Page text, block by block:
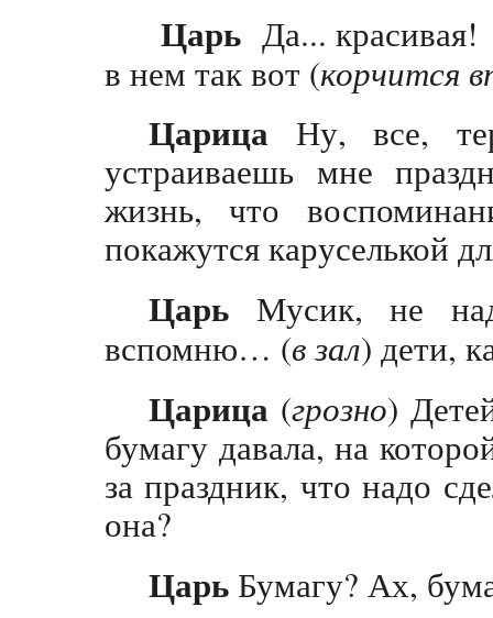
ЦарьДа...
в нем так вот (корчится
Царица Ну, все,
устраиваешь мне
жизнь, что
покажутся каруселькой
Царь Мусик, не
вспомню… (в зал) дети,
Царица (грозно)
бумагу давала, на
за праздник, что надо
она?
Царь Бумагу? Ах,